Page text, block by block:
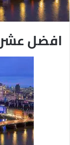
افضل